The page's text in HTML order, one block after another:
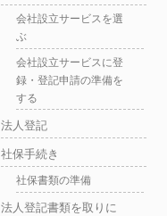
会社設立サービスを選
ぶ
会社設立サービスに登
録・登記申請の準備を
する
法人登記
社保手続き
社保書類の準備
法人登記書類を取りに